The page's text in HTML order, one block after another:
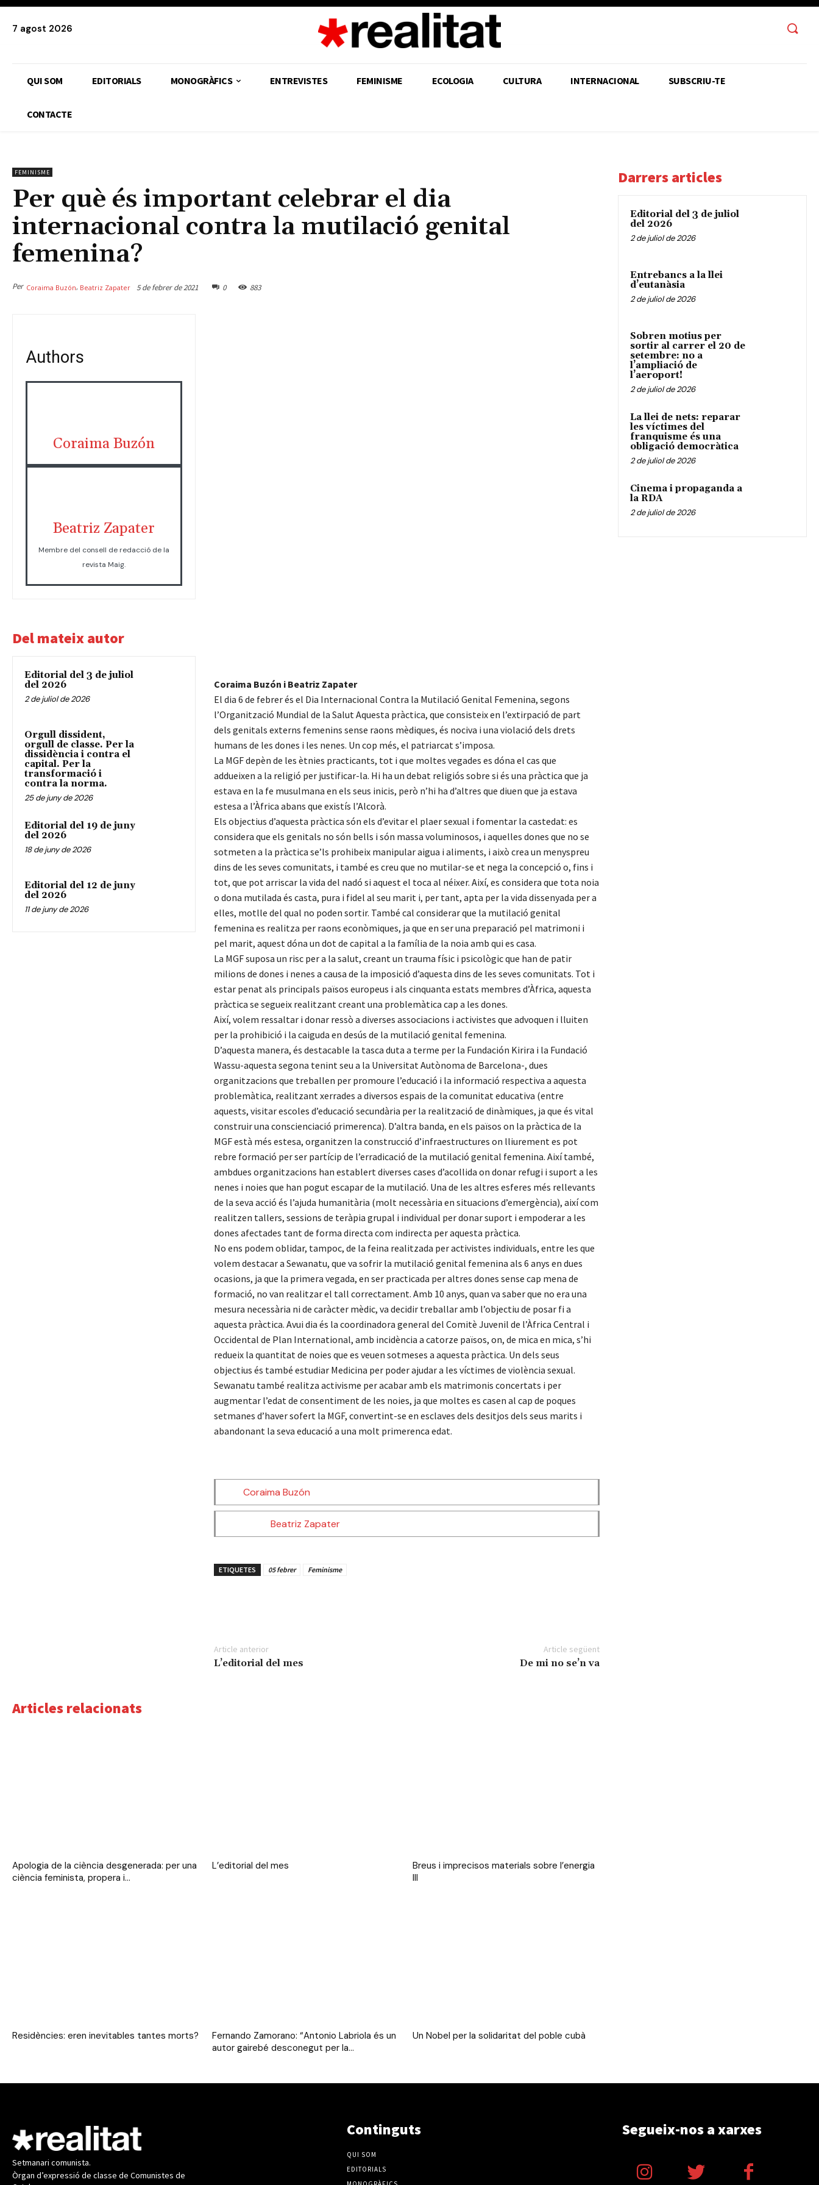
7 agost 2026
QUI SOM EDITORIALS MONOGRÀFICS ENTREVISTES FEMINISME ECOLOGIA CULTURA INTERNACIONAL SUBSCRIU-TE
CONTACTE
FEMINISME
Per què és important celebrar el dia
internacional contra la mutilació genital
femenina?
Per Coraima Buzón, Beatriz Zapater 5 de febrer de 2021 0 883
Authors
Coraima Buzón
Beatriz Zapater
Membre del consell de redacció de la
revista Maig.
Del mateix autor
Editorial del 3 de juliol
del 2026
2 de juliol de 2026
Orgull dissident,
orgull de classe. Per la
dissidència i contra el
capital. Per la
transformació i
contra la norma.
25 de juny de 2026
Editorial del 19 de juny
del 2026
18 de juny de 2026
Editorial del 12 de juny
del 2026
11 de juny de 2026
Coraima Buzón i Beatriz Zapater
El dia 6 de febrer és el Dia Internacional Contra la Mutilació Genital Femenina, segons
l’Organització Mundial de la Salut Aquesta pràctica, que consisteix en l’extirpació de part
dels genitals externs femenins sense raons mèdiques, és nociva i una violació dels drets
humans de les dones i les nenes. Un cop més, el patriarcat s’imposa.
La MGF depèn de les ètnies practicants, tot i que moltes vegades es dóna el cas que
addueixen a la religió per justificar-la. Hi ha un debat religiós sobre si és una pràctica que ja
estava en la fe musulmana en els seus inicis, però n’hi ha d’altres que diuen que ja estava
estesa a l’Àfrica abans que existís l’Alcorà.
Els objectius d’aquesta pràctica són els d’evitar el plaer sexual i fomentar la castedat: es
considera que els genitals no són bells i són massa voluminosos, i aquelles dones que no se
sotmeten a la pràctica se’ls prohibeix manipular aigua i aliments, i això crea un menyspreu
dins de les seves comunitats, i també es creu que no mutilar-se et nega la concepció o, fins i
tot, que pot arriscar la vida del nadó si aquest el toca al néixer. Així, es considera que tota noia
o dona mutilada és casta, pura i fidel al seu marit i, per tant, apta per la vida dissenyada per a
elles, motlle del qual no poden sortir. També cal considerar que la mutilació genital
femenina es realitza per raons econòmiques, ja que en ser una preparació pel matrimoni i
pel marit, aquest dóna un dot de capital a la família de la noia amb qui es casa.
La MGF suposa un risc per a la salut, creant un trauma físic i psicològic que han de patir
milions de dones i nenes a causa de la imposició d’aquesta dins de les seves comunitats. Tot i
estar penat als principals països europeus i als cinquanta estats membres d’Àfrica, aquesta
pràctica se segueix realitzant creant una problemàtica cap a les dones.
Així, volem ressaltar i donar ressò a diverses associacions i activistes que advoquen i lluiten
per la prohibició i la caiguda en desús de la mutilació genital femenina.
D’aquesta manera, és destacable la tasca duta a terme per la Fundación Kirira i la Fundació
Wassu-aquesta segona tenint seu a la Universitat Autònoma de Barcelona-, dues
organitzacions que treballen per promoure l’educació i la informació respectiva a aquesta
problemàtica, realitzant xerrades a diversos espais de la comunitat educativa (entre
aquests, visitar escoles d’educació secundària per la realització de dinàmiques, ja que és vital
construir una conscienciació primerenca). D’altra banda, en els països on la pràctica de la
MGF està més estesa, organitzen la construcció d’infraestructures on lliurement es pot
rebre formació per ser partícip de l’erradicació de la mutilació genital femenina. Així també,
ambdues organitzacions han establert diverses cases d’acollida on donar refugi i suport a les
nenes i noies que han pogut escapar de la mutilació. Una de les altres esferes més rellevants
de la seva acció és l’ajuda humanitària (molt necessària en situacions d’emergència), així com
realitzen tallers, sessions de teràpia grupal i individual per donar suport i empoderar a les
dones afectades tant de forma directa com indirecta per aquesta pràctica.
No ens podem oblidar, tampoc, de la feina realitzada per activistes individuals, entre les que
volem destacar a Sewanatu, que va sofrir la mutilació genital femenina als 6 anys en dues
ocasions, ja que la primera vegada, en ser practicada per altres dones sense cap mena de
formació, no van realitzar el tall correctament. Amb 10 anys, quan va saber que no era una
mesura necessària ni de caràcter mèdic, va decidir treballar amb l’objectiu de posar fi a
aquesta pràctica. Avui dia és la coordinadora general del Comitè Juvenil de l’Àfrica Central i
Occidental de Plan International, amb incidència a catorze països, on, de mica en mica, s’hi
redueix la quantitat de noies que es veuen sotmeses a aquesta pràctica. Un dels seus
objectius és també estudiar Medicina per poder ajudar a les víctimes de violència sexual.
Sewanatu també realitza activisme per acabar amb els matrimonis concertats i per
augmentar l’edat de consentiment de les noies, ja que moltes es casen al cap de poques
setmanes d’haver sofert la MGF, convertint-se en esclaves dels desitjos dels seus marits i
abandonant la seva educació a una molt primerenca edat.
Coraima Buzón
Beatriz Zapater
ETIQUETES 05 febrer Feminisme
Article anterior
L’editorial del mes
Article següent
De mi no se’n va
Articles relacionats
Apologia de la ciència desgenerada: per una
ciència feminista, propera i...
L’editorial del mes
Breus i imprecisos materials sobre l’energia
III
Residències: eren inevitables tantes morts?
Fernando Zamorano: “Antonio Labriola és un
autor gairebé desconegut per la...
Un Nobel per la solidaritat del poble cubà
Darrers articles
Editorial del 3 de juliol
del 2026
2 de juliol de 2026
Entrebancs a la llei
d’eutanàsia
2 de juliol de 2026
Sobren motius per
sortir al carrer el 20 de
setembre: no a
l’ampliació de
l’aeroport!
2 de juliol de 2026
La llei de nets: reparar
les víctimes del
franquisme és una
obligació democràtica
2 de juliol de 2026
Cinema i propaganda a
la RDA
2 de juliol de 2026
Setmanari comunista.
Òrgan d’expressió de classe de Comunistes de
Continguts
QUI SOM
EDITORIALS
Segueix-nos a xarxes